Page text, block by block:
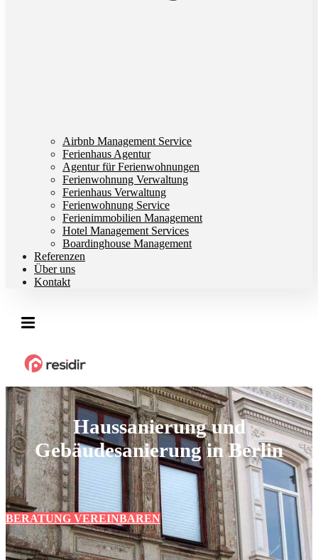
Airbnb Management Service
Ferienhaus Agentur
Agentur für Ferienwohnungen
Ferienwohnung Verwaltung
Ferienhaus Verwaltung
Ferienwohnung Service
Ferienimmobilien Management
Hotel Management Services
Boardinghouse Management
Referenzen
Über uns
Kontakt
Haussanierung und
Gebäudesanierung in Berlin
BERATUNG VEREINBAREN